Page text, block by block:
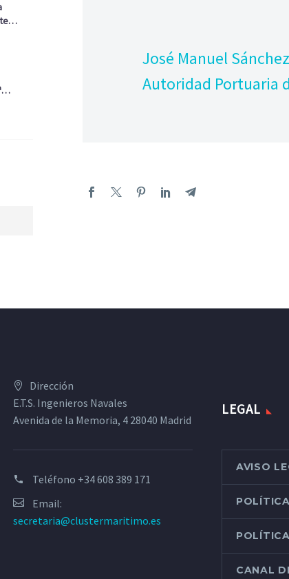
José Manuel
Autoridad Portuaria
Dirección
E.T.S. Ingenieros Navales
Avenida de la Memoria, 4 28040 Madrid
Teléfono +34 608 389 171
Email:
secretaria@clustermaritimo.es
LEGAL
AVISO
CANAL